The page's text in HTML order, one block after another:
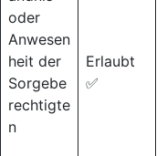
oder
Anwesen
heit der
Sorgebe
rechtigte
n
Erlaubt
✅